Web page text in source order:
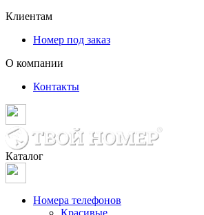
Клиентам
Номер под заказ
О компании
Контакты
Каталог
Номера телефонов
Красивые